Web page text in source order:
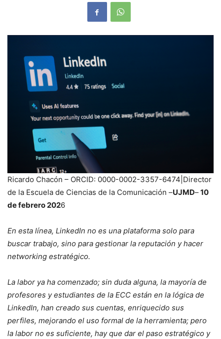
Ricardo Chacón – ORCID: 0000-0002-3357-6474|Director
de la Escuela de Ciencias de la Comunicación –UJMD–10
de febrero 2026
En esta línea, LinkedIn no es una plataforma solo para
buscar trabajo, sino para gestionar la reputación y hacer
networking estratégico.
La labor ya ha comenzado; sin duda alguna, la mayoría de
profesores y estudiantes de la ECC están en la lógica de
LinkedIn, han creado sus cuentas, enriquecido sus
perfiles, mejorando el uso formal de la herramienta; pero
la labor no es suficiente, hay que dar el paso estratégico y